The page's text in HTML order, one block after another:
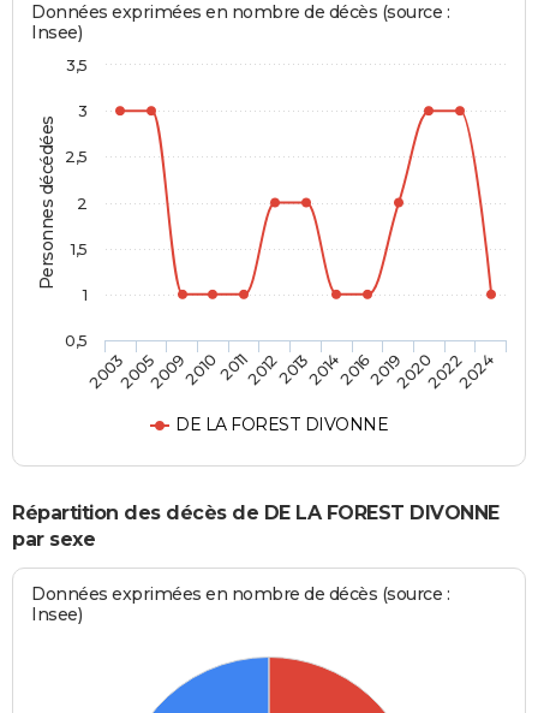
Personnes décédées
Données exprimées en nombre de décès (source :
Insee)
DE LA FOREST DIVONNE
2003200520092010201120122013201420162019202020222024
0,5
1
1,5
2
2,5
3
3,5
Répartition des décès de DE LA FOREST DIVONNE
par sexe
Données exprimées en nombre de décès (source :
Insee)